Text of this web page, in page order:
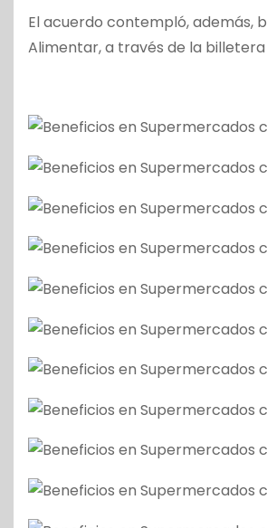
El acuerdo contempló, además,
Alimentar, a través de la billetera